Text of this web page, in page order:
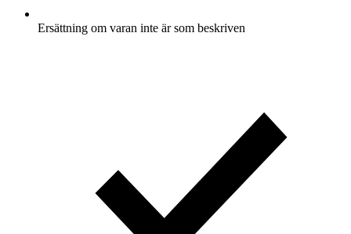
Ersättning om varan inte är som beskriven